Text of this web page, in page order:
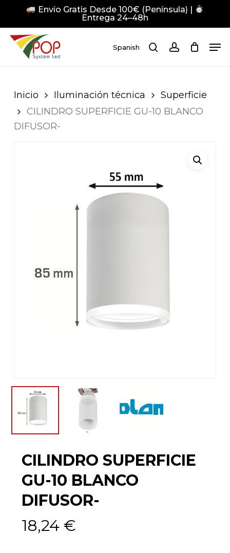
main
content
Envío Gratis Desde 100€ (Península) |
Entrega 24–48h
Spanish searchaccount
Inicio Iluminación técnica
Superficie
CILINDRO SUPERFICIE GU-10 BLANCO
DIFUSOR-
CILINDRO SUPERFICIE
GU-10 BLANCO
DIFUSOR-
18,24 €
Close
Menu